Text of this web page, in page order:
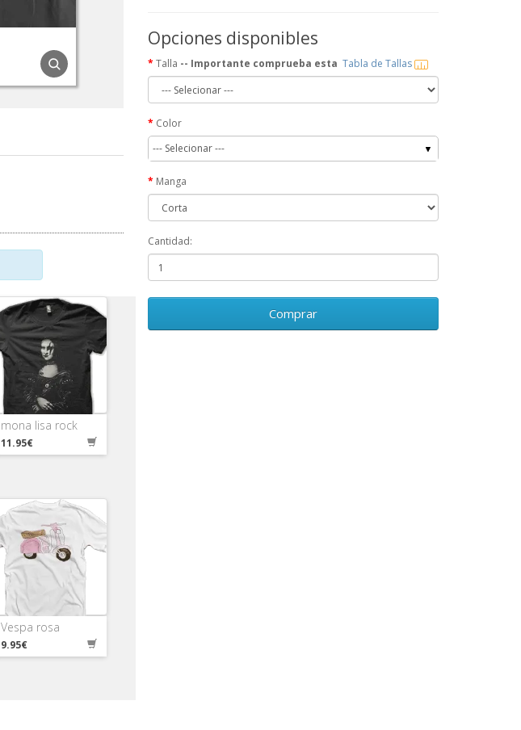
mona lisa rock
11.95€
Vespa rosa
9.95€
Opciones disponibles
Talla -- Importante comprueba esta Tabla de Tallas
Color
--- Selecionar ---
Manga
Cantidad:
Comprar